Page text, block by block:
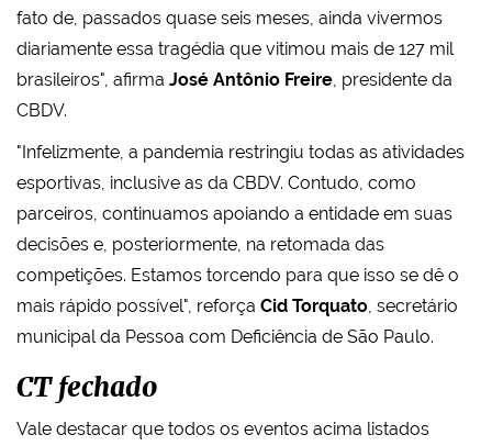
fato de, passados quase seis meses, ainda vivermos
diariamente essa tragédia que vitimou mais de 127 mil
brasileiros", afirma José Antônio Freire, presidente da
CBDV.
"Infelizmente, a pandemia restringiu todas as atividades
esportivas, inclusive as da CBDV. Contudo, como
parceiros, continuamos apoiando a entidade em suas
decisões e, posteriormente, na retomada das
competições. Estamos torcendo para que isso se dê o
mais rápido possível", reforça Cid Torquato, secretário
municipal da Pessoa com Deficiência de São Paulo.
CT fechado
Vale destacar que todos os eventos acima listados